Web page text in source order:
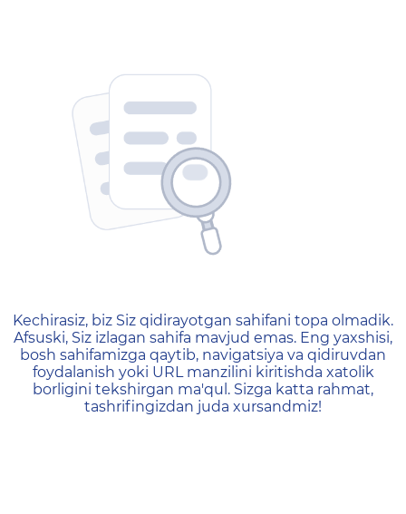
404 — Страница не
Kechirasiz, biz Siz qidirayotgan sahifani topa olmadik.
Afsuski, Siz izlagan sahifa mavjud emas. Eng yaxshisi,
bosh sahifamizga qaytib, navigatsiya va qidiruvdan
foydalanish yoki URL manzilini kiritishda xatolik
borligini tekshirgan ma'qul. Sizga katta rahmat,
tashrifingizdan juda xursandmiz!